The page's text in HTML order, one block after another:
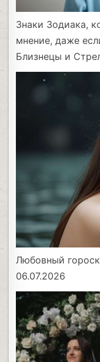
Знаки Зодиака,
мнение, даже
Близнецы и
Любовный
06.07.2026